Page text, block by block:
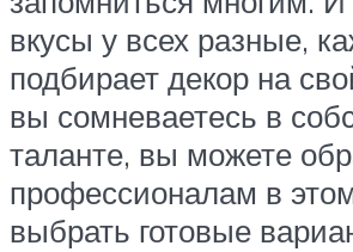
вкусы у всех разные,
подбирает декор на
вы сомневаетесь в
таланте, вы можете
профессионалам в
выбрать готовые